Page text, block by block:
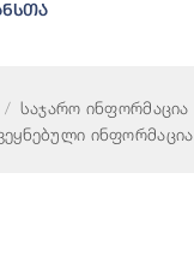
საჯარო ინფორმაცია
ინფორმაცია